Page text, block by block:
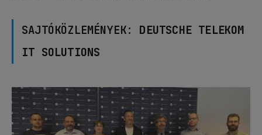
SAJTÓKÖZLEMÉNYEK: DEUTSCHE TELEKOM
IT SOLUTIONS